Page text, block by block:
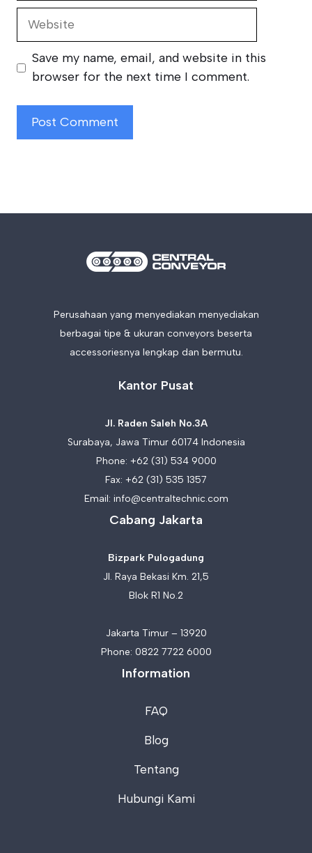
Website
Save my name, email, and website in this
browser for the next time I comment.
Perusahaan yang menyediakan menyediakan
berbagai tipe & ukuran conveyors beserta
accessoriesnya lengkap dan bermutu.
Kantor Pusat
Jl. Raden Saleh No.3A
Surabaya, Jawa Timur 60174 Indonesia
Phone: +62 (31) 534 9000
Fax: +62 (31) 535 1357
Email: info@centraltechnic.com
Cabang Jakarta
Bizpark Pulogadung
Jl. Raya Bekasi Km. 21,5
Blok R1 No.2
Jakarta Timur – 13920
Phone: 0822 7722 6000
Information
FAQ
Blog
Tentang
Hubungi Kami